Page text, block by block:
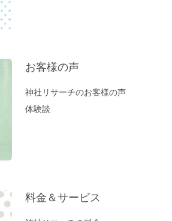
♪ 高野山麓・和歌山の天然温
に行ってきました。
スペース作り。
里さんVlogより
リング：ご感想】スカっと清々
お客様の声
神社リサーチのお客様の声
体験談
料金＆サービス